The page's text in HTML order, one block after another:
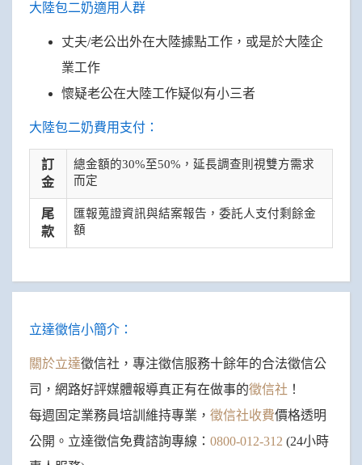
大陸包二奶適用人群
丈夫/老公出外在大陸據點工作，或是於大陸企
業工作
懷疑老公在大陸工作疑似有小三者
大陸包二奶費用支付：
訂
金
總金額的30%至50%，延長調查則視雙方需求
而定
尾
款
匯報蒐證資訊與結案報告，委託人支付剩餘金
額
立達徵信小簡介：
關於立達徵信社，專注徵信服務十餘年的合法徵信公
司，網路好評媒體報導真正有在做事的徵信社 ！
每週固定業務員培訓維持專業， 徵信社收費價格透明
公開。立達徵信免費諮詢專線： 0800-012-312 (24小時